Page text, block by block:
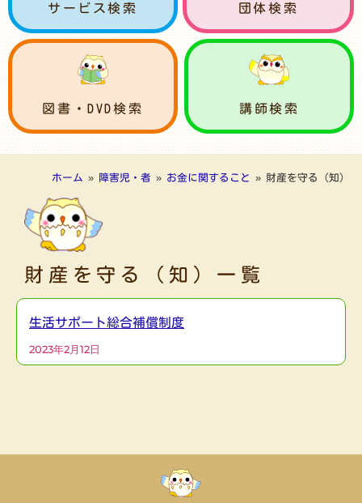
サービス検索 団体検索
図書・DVD検索 講師検索
ホーム » 障害児・者 » お金に関すること » 財産を守る（知）
財産を守る（知）一覧
生活サポート総合補償制度
2023年2月12日